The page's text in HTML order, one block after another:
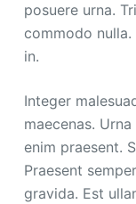
posuere urna.
commodo
in.
Integer
maecenas.
enim praesent.
Praesent
gravida. Est